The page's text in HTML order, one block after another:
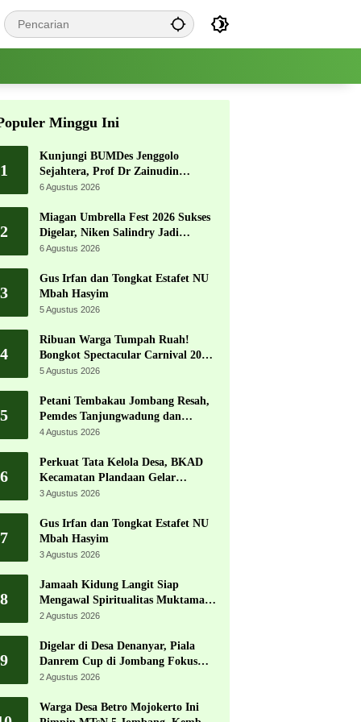
Minggu Ini
1
Kunjungi BUMDes Jenggolo
Sejahtera, Prof Dr Zainudin
Maliki: Kita Wujudkan
Potensi Desa
6 Agustus 2026
2
Miagan Umbrella Fest 2026 Sukses
Digelar, Niken Salindry Jadi
Magnet Ribuan Pengunjung
6 Agustus 2026
3
Gus Irfan dan Tongkat Estafet NU
Mbah Hasyim
5 Agustus 2026
4
Ribuan Warga Tumpah Ruah!
Bongkot Spectacular Carnival 2026
Jadi Pesta Kemerdekaan Terbesar
5 Agustus 2026
5
Petani Tembakau Jombang Resah,
Pemdes Tanjungwadung dan
Disperta Bergerak Cepat
4 Agustus 2026
6
Perkuat Tata Kelola Desa, BKAD
Kecamatan Plandaan Gelar
Pelatihan Aparatur Pemdes
3 Agustus 2026
7
Gus Irfan dan Tongkat Estafet NU
Mbah Hasyim
3 Agustus 2026
8
Jamaah Kidung Langit Siap
Mengawal Spiritualitas Muktamar
NU
2 Agustus 2026
9
Digelar di Desa Denanyar, Piala
Danrem Cup di Jombang Fokus
Cetak Bibit Atlet Menembak
2 Agustus 2026
Warga Desa Betro Mojokerto Ini